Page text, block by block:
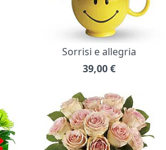
Sorrisi e allegria
39,00€